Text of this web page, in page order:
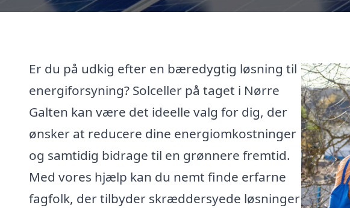
Er du på udkig efter en bæredygtig løsning til
energiforsyning? Solceller på taget i Nørre
Galten kan være det ideelle valg for dig, der
ønsker at reducere dine energiomkostninger
og samtidig bidrage til en grønnere fremtid.
Med vores hjælp kan du nemt finde erfarne
fagfolk, der tilbyder skræddersyede løsninger